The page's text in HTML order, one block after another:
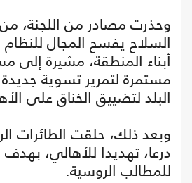
وحذرت مصادر من اللجنة،
السلاح يفسح المجال
أبناء المنطقة، مشيرة إلى
مستمرة لتمرير تسوية
البلد لتضييق الخناق على
وبعد ذلك، حلقت الطائرات
درعا، تهديدا للأهالي، بهدف
للمطالب الروسية.